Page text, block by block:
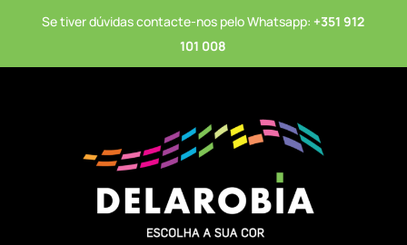
Se tiver dúvidas contacte-nos pelo Whatsapp: +351 912
101 008